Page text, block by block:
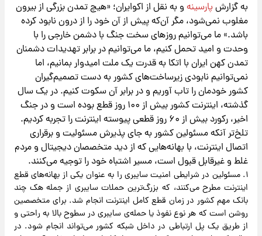
به گزارشپارسینه و به نقل از اکوایران؛ «هیچ تمدن بزرگی از بیرون
مغلوب نمی‌شود، مگر آن‌که پیش از آن خود را از درون نابود کرده
باشد.» ما می‌توانیم روزهای سخت جنگ با دشمن خارجی را با
وحدت و امید تحمل کنیم، ما می‌توانیم در برابر تهدیدات دشمنان
تمدن کهن ایران با اتکا به قدرت یک ملت امیدوار بمانیم، اما
نمی‌توانیم نابودی زیرساخت‌های کشور به دست تصمیم‌گیران
کشور خودمان را تاب آوریم و در برابر آن سکوت کنیم. در یک سال
گذشته، اینترنت کشور بیش از ۱۰۰ روز قطع بوده است و در جنگ
اخیر، رکورد بیش از ۶۰ روز قطعی پیوسته اینترنت را تجربه کردیم.
تلخ‌تر آنکه مسئولین کشور به جای پذیرش مسئولیت و برقراری
اتصال اینترنت، با بهانه‌هایی که از دید متخصصان دیجیتال و مردم
غلط و غیرقابل قبول است، مسیر اشتباه خود را توجیه می‌کنند.
۱. مسئولین در شرایطی امنیت سایبری را به عنوان یکی از بهانه‌های قطع
اینترنت مطرح می‌کنند، که بزرگ‌ترین حملات سایبری از جمله هک چند
بانک مهم کشور در زمان قطع کامل اینترنت انجام شد. برای متخصصین
روشن است که هر نوع نفوذ یا حمله‌ی سایبری در سطوح بالا به راحتی و
از طریق یک پل ارتباطی در داخل شبکه کشور می‌تواند انجام شود. در